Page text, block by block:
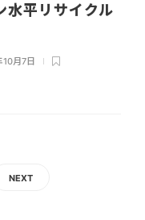
水平リサイクル
月7日
NEXT